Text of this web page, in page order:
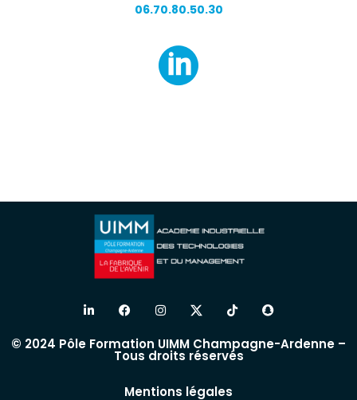
06.70.80.50.30
© 2024 Pôle Formation UIMM Champagne-Ardenne –
Tous droits réservés
Mentions légales